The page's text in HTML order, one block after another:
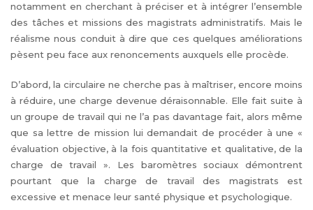
notamment en cherchant à préciser et à intégrer l’ensemble
des tâches et missions des magistrats administratifs. Mais le
réalisme nous conduit à dire que ces quelques améliorations
pèsent peu face aux renoncements auxquels elle procède.
D’abord, la circulaire ne cherche pas à maîtriser, encore moins
à réduire, une charge devenue déraisonnable. Elle fait suite à
un groupe de travail qui ne l’a pas davantage fait, alors même
que sa lettre de mission lui demandait de procéder à une «
évaluation objective, à la fois quantitative et qualitative, de la
charge de travail ». Les baromètres sociaux démontrent
pourtant que la charge de travail des magistrats est
excessive et menace leur santé physique et psychologique.